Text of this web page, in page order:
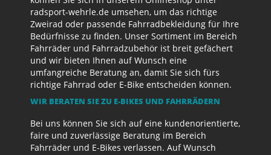
radsport-wehrle.de umsehen, um das richtige
Zweirad oder passende Fahrradbekleidung für Ihre
Bedürfnisse zu finden. Unser Sortiment im Bereich
Fahrräder und Fahrradzubehör ist breit gefächert
und wir bieten Ihnen auf Wunsch eine
umfangreiche Beratung an, damit Sie sich fürs
richtige Fahrrad oder E-Bike entscheiden können.
WIR BERATEN SIE ZU E-BIKES UND FAHRRÄDERN
Bei uns können Sie sich auf eine kundenorientierte,
faire und zuverlässige Beratung im Bereich
Fahrräder und E-Bikes verlassen. Auf Wunsch